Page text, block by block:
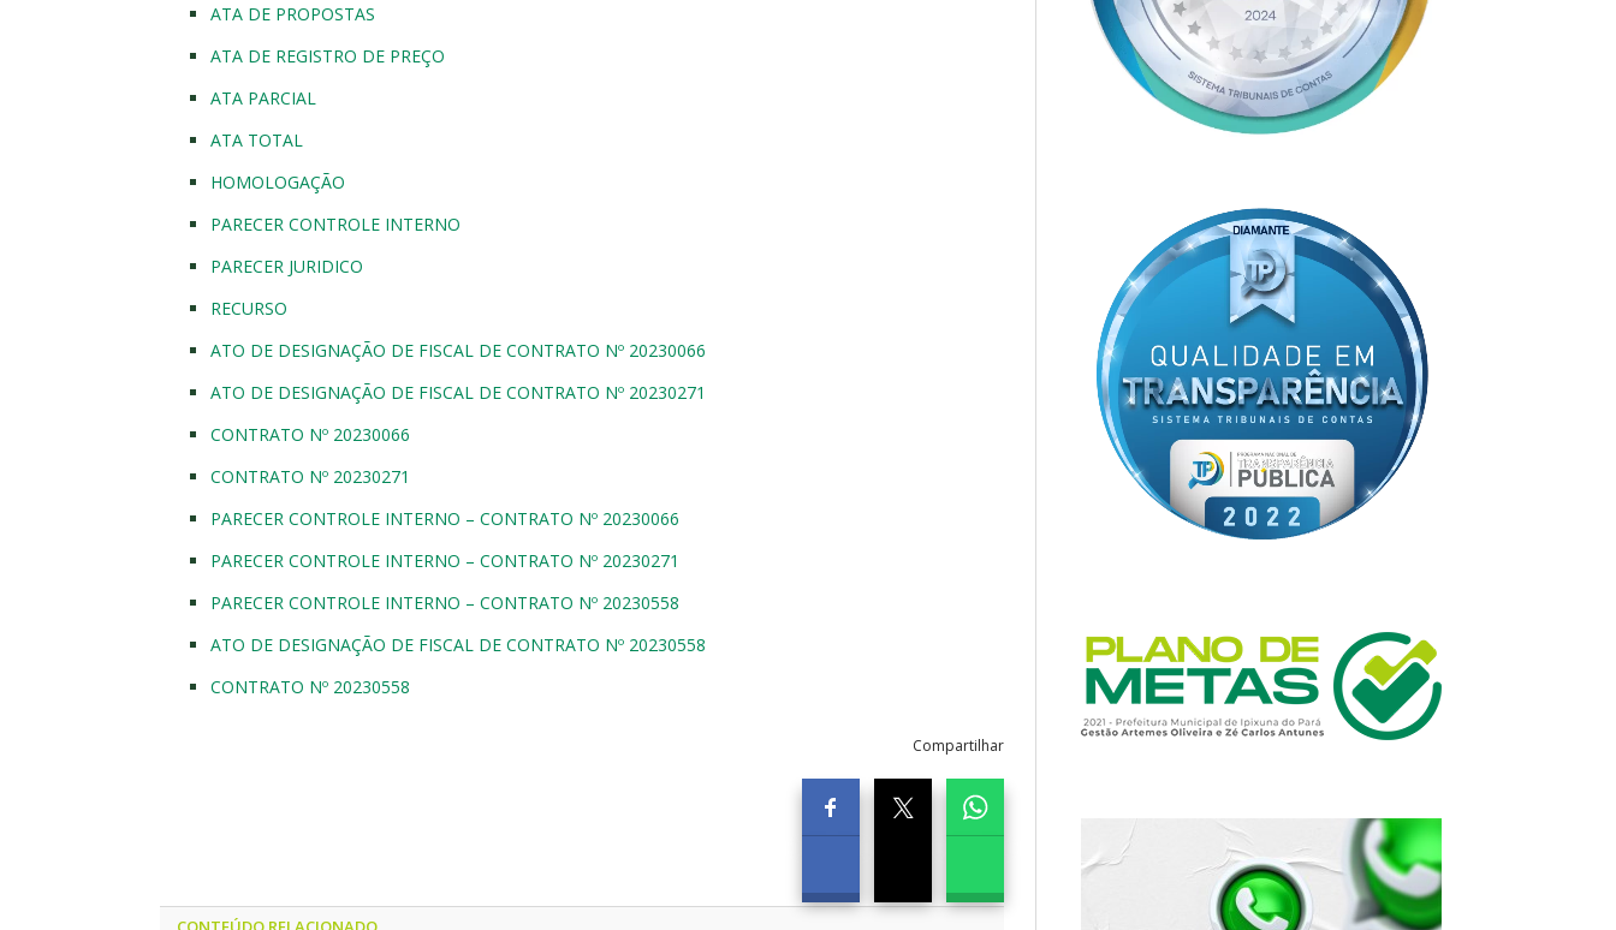
ATA DE PROPOSTAS
ATA DE REGISTRO DE PREÇO
ATA PARCIAL
ATA TOTAL
HOMOLOGAÇÃO
PARECER CONTROLE INTERNO
PARECER JURIDICO
RECURSO
ATO DE DESIGNAÇÃO DE FISCAL DE CONTRATO Nº 20230066
ATO DE DESIGNAÇÃO DE FISCAL DE CONTRATO Nº 20230271
CONTRATO Nº 20230066
CONTRATO Nº 20230271
PARECER CONTROLE INTERNO – CONTRATO Nº 20230066
PARECER CONTROLE INTERNO – CONTRATO Nº 20230271
PARECER CONTROLE INTERNO – CONTRATO Nº 20230558
ATO DE DESIGNAÇÃO DE FISCAL DE CONTRATO Nº 20230558
CONTRATO Nº 20230558
Compartilhar